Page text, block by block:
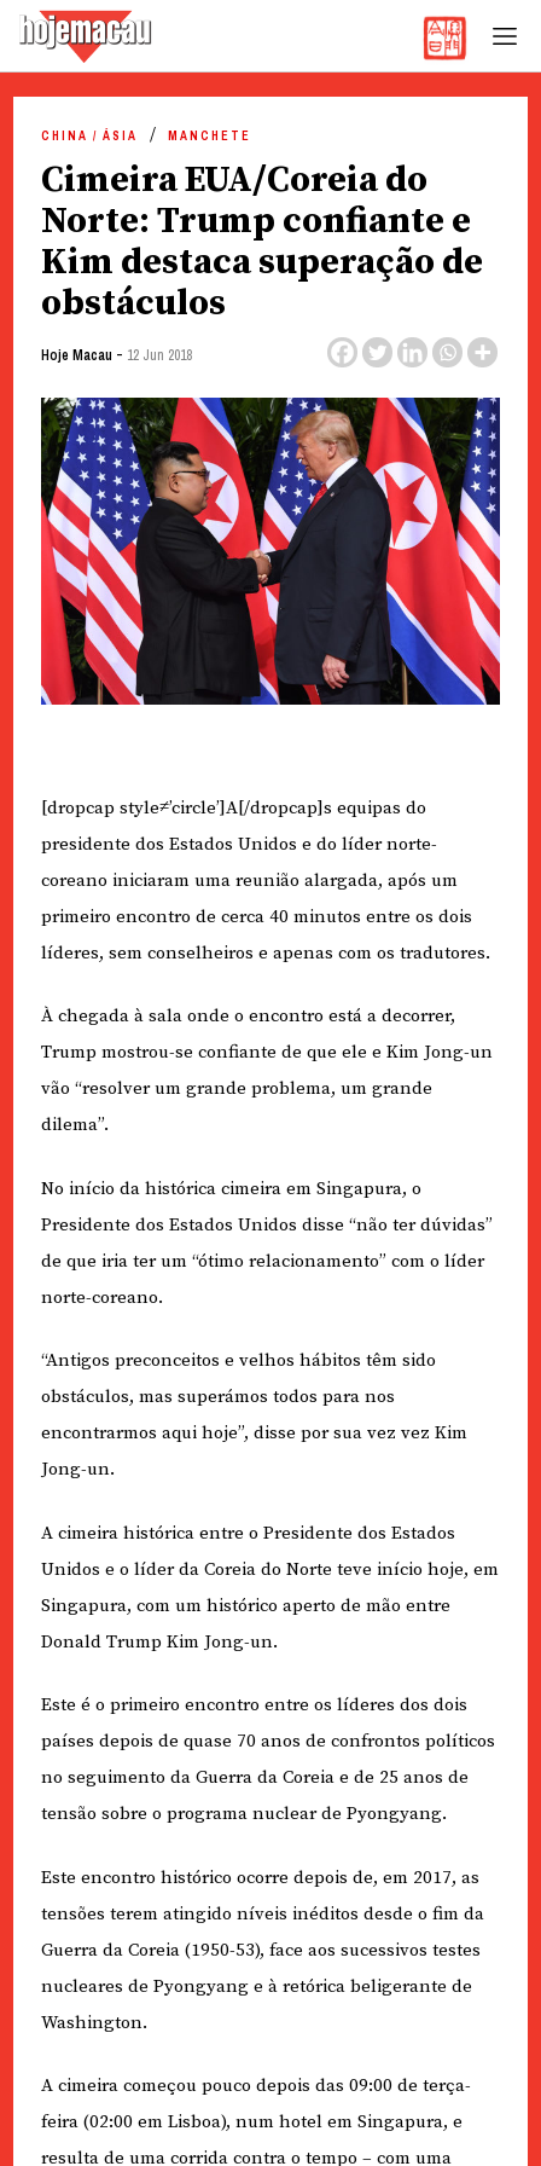
content
CHINA / ÁSIA MANCHETE
Cimeira EUA/Coreia do
Norte: Trump confiante e
Kim destaca superação de
obstáculos
Hoje Macau - 12 Jun 2018
[dropcap style≠’circle’]A[/dropcap]s equipas do
presidente dos Estados Unidos e do líder norte-
coreano iniciaram uma reunião alargada, após um
primeiro encontro de cerca 40 minutos entre os dois
líderes, sem conselheiros e apenas com os tradutores.
À chegada à sala onde o encontro está a decorrer,
Trump mostrou-se confiante de que ele e Kim Jong-un
vão “resolver um grande problema, um grande
dilema”.
No início da histórica cimeira em Singapura, o
Presidente dos Estados Unidos disse “não ter dúvidas”
de que iria ter um “ótimo relacionamento” com o líder
norte-coreano.
“Antigos preconceitos e velhos hábitos têm sido
obstáculos, mas superámos todos para nos
encontrarmos aqui hoje”, disse por sua vez vez Kim
Jong-un.
A cimeira histórica entre o Presidente dos Estados
Unidos e o líder da Coreia do Norte teve início hoje, em
Singapura, com um histórico aperto de mão entre
Donald Trump Kim Jong-un.
Este é o primeiro encontro entre os líderes dos dois
países depois de quase 70 anos de confrontos políticos
no seguimento da Guerra da Coreia e de 25 anos de
tensão sobre o programa nuclear de Pyongyang.
Este encontro histórico ocorre depois de, em 2017, as
tensões terem atingido níveis inéditos desde o fim da
Guerra da Coreia (1950-53), face aos sucessivos testes
nucleares de Pyongyang e à retórica beligerante de
Washington.
A cimeira começou pouco depois das 09:00 de terça-
feira (02:00 em Lisboa), num hotel em Singapura, e
resulta de uma corrida contra o tempo – com uma